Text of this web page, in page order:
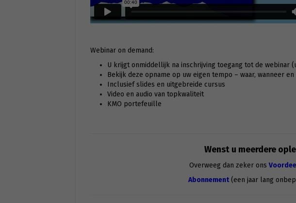
Webinar on demand:
U krijgt onmiddellijk na inschrijving toegang tot de webinar
Bekijk deze opname op uw eigen tempo – waar, wanneer
Inclusief slides en uitgebreide cursus
Video en audio van topkwaliteit
KMO portefeuille
Wenst u meerdere
Overweeg dan zeker ons
Abonnement(een jaar lang